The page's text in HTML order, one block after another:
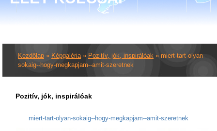
Kezdőlap » Képgaléria» Pozitív, jók, inspirálóak » miert-tart-olyan-
sokaig--hogy-megkapjam--amit-szeretnek
Pozitív, jók, inspirálóak
miert-tart-olyan-sokaig--hogy-megkapjam--amit-szeretnek